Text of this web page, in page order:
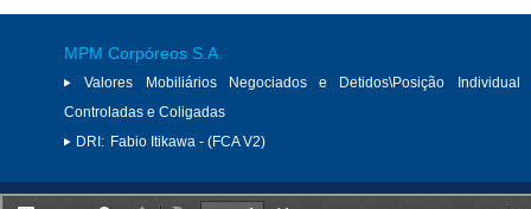
MPM Corpóreos S.A.
Valores Mobiliários Negociados e Detidos\Posição
Controladas e Coligadas
DRI: Fabio Itikawa - (FCA V2)